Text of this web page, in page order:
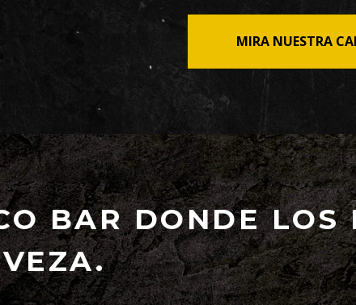
MIRA NUESTRA
BAR DONDE LOS